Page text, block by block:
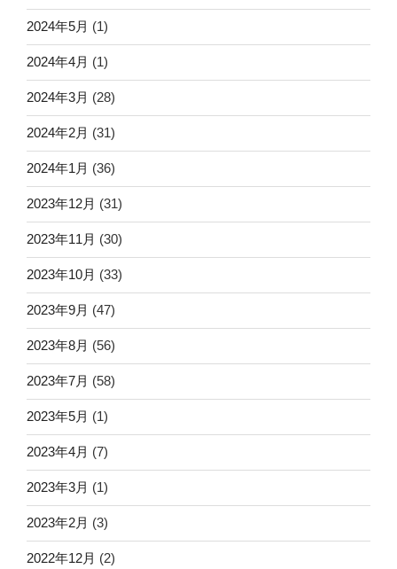
2024年5月 (1)
2024年4月 (1)
2024年3月 (28)
2024年2月 (31)
2024年1月 (36)
2023年12月 (31)
2023年11月 (30)
2023年10月 (33)
2023年9月 (47)
2023年8月 (56)
2023年7月 (58)
2023年5月 (1)
2023年4月 (7)
2023年3月 (1)
2023年2月 (3)
2022年12月 (2)